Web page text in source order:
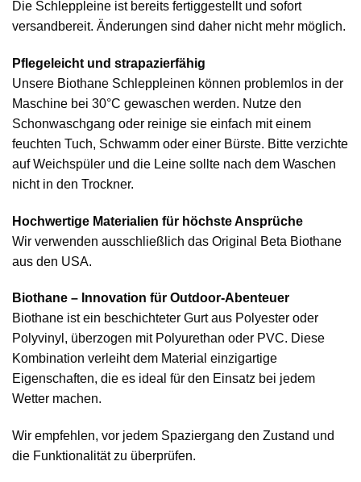
Die Schleppleine ist bereits fertiggestellt und sofort
versandbereit. Änderungen sind daher nicht mehr möglich.
Pflegeleicht und strapazierfähig
Unsere Biothane Schleppleinen können problemlos in der
Maschine bei 30°C gewaschen werden. Nutze den
Schonwaschgang oder reinige sie einfach mit einem
feuchten Tuch, Schwamm oder einer Bürste. Bitte verzichte
auf Weichspüler und die Leine sollte nach dem Waschen
nicht in den Trockner.
Hochwertige Materialien für höchste Ansprüche
Wir verwenden ausschließlich das Original Beta Biothane
aus den USA.
Biothane – Innovation für Outdoor-Abenteuer
Biothane ist ein beschichteter Gurt aus Polyester oder
Polyvinyl, überzogen mit Polyurethan oder PVC. Diese
Kombination verleiht dem Material einzigartige
Eigenschaften, die es ideal für den Einsatz bei jedem
Wetter machen.
Wir empfehlen, vor jedem Spaziergang den Zustand und
die Funktionalität zu überprüfen.